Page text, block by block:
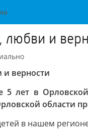
и
верности
5 лет в
области
в нашем